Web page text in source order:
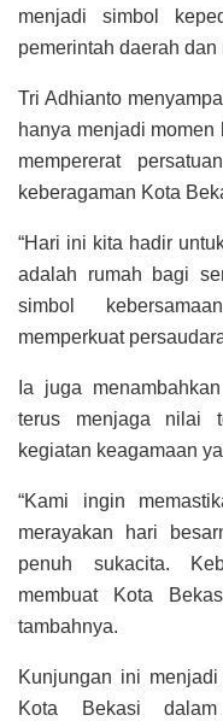
menjadi simbol
pemerintah daerah dan
Tri Adhianto
hanya menjadi momen
mempererat
keberagaman Kota
“Hari ini kita hadir
adalah rumah bagi
simbol
memperkuat
Ia juga
terus menjaga nilai
kegiatan keagamaan
“Kami ingin
merayakan hari
penuh sukacita.
membuat Kota
tambahnya.
Kunjungan ini
Kota Bekasi